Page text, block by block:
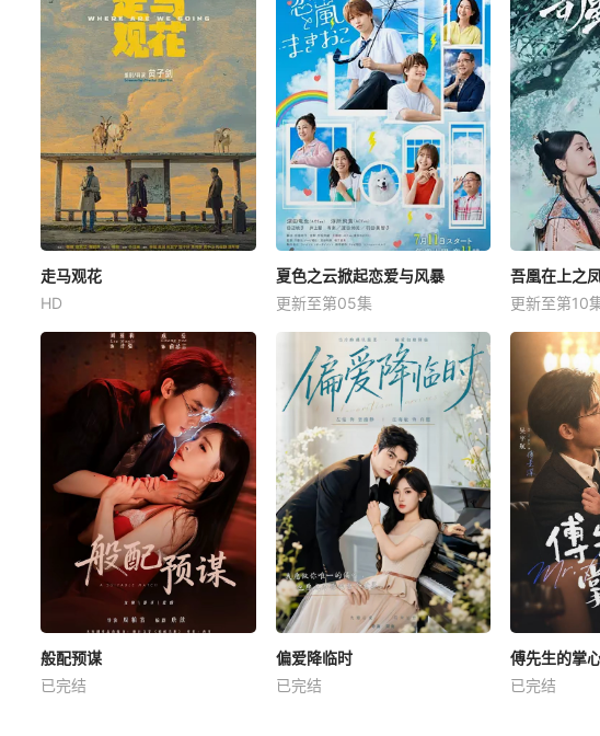
走马观花
HD
夏色之云掀起恋爱与风暴
更新至第05集
吾凰在上之
更新至第10
般配预谋
已完结
偏爱降临时
已完结
傅先生的掌
已完结